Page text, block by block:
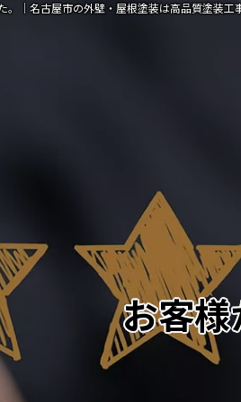
｜名古屋市の外壁・屋根塗装は高品質塗装工
お客